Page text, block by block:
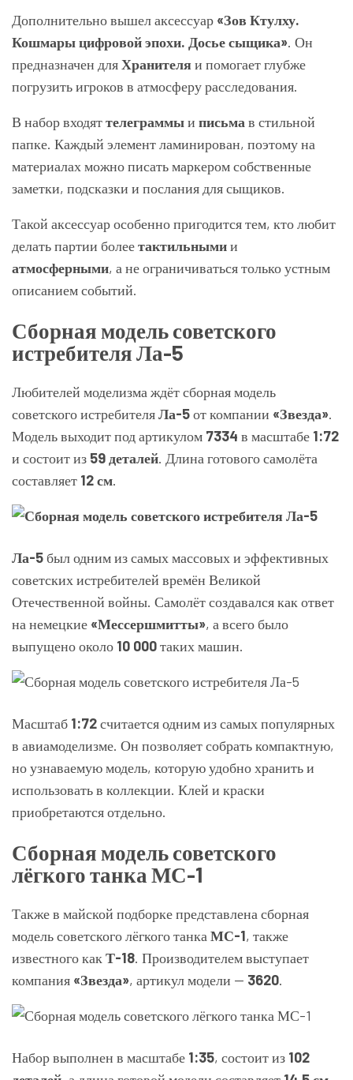
Дополнительно вышел аксессуар «Зов Ктулху.
Кошмары цифровой эпохи. Досье сыщика». Он
предназначен дляХранителяи помогает глубже
погрузить игроков в атмосферу расследования.
В набор входяттелеграммыи письма в стильной
папке. Каждый элемент ламинирован, поэтому на
материалах можно писать маркером собственные
заметки, подсказки и послания для сыщиков.
Такой аксессуар особенно пригодится тем, кто любит
делать партии болеетактильнымии
атмосферными, а не ограничиваться только устным
описанием событий.
Сборная модель советского
истребителя Ла-5
Любителей моделизма ждёт сборная модель
советского истребителяЛа-5от компании «Звезда».
Модель выходит под артикулом 7334 в масштабе 1:72
и состоит из 59 деталей. Длина готового самолёта
составляет 12 см.
Ла-5был одним из самых массовых и эффективных
советских истребителей времён Великой
Отечественной войны. Самолёт создавался как ответ
на немецкие «Мессершмитты», а всего было
выпущено около 10 000таких машин.
Масштаб 1:72считается одним из самых популярных
в авиамоделизме. Он позволяет собрать компактную,
но узнаваемую модель, которую удобно хранить и
использовать в коллекции. Клей и краски
приобретаются отдельно.
Сборная модель советского
лёгкого танка МС-1
Также в майской подборке представлена сборная
модель советского лёгкого танка МС-1, также
известного как Т-18. Производителем выступает
компания «Звезда», артикул модели — 3620.
Набор выполнен в масштабе 1:35, состоит из 102